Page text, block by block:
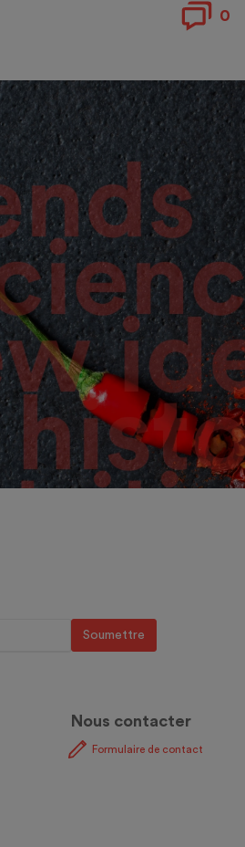
0
Nous contacter
Formulaire de contact